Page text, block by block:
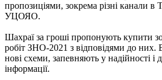
пропозиціями, зокрема різні канали в
УЦОЯО.
Шахраї за гроші пропонують купити
робіт ЗНО-2021 з відповідями до
нові схеми, запевняють у надійності і
інформації.